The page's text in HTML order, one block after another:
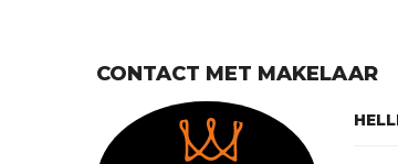
CONTACT MET MAKELAAR